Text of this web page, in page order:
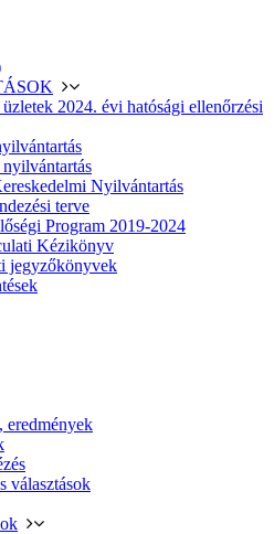
2024. évi hatósági ellenőrzési
Nyilvántartás
terve
Program 2019-2024
Kézikönyv
jegyzőkönyvek
eredmények
választások